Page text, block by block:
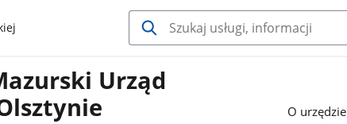
Urząd
O urzędzie